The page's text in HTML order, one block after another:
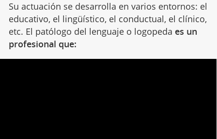
Su actuación se desarrolla en varios entornos: el
educativo, el lingüístico, el conductual, el clínico,
etc. El patólogo del lenguaje o logopeda es un
profesional que: